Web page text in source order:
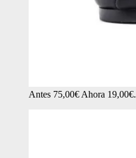
Antes 75,00€ Ahora 19,00€.